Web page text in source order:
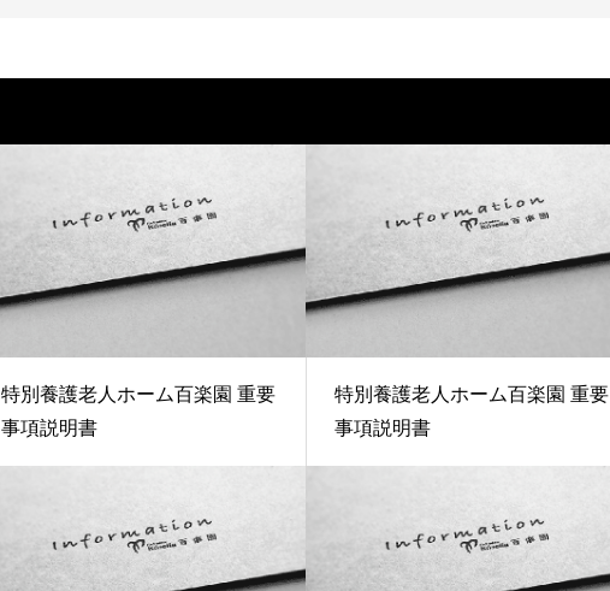
特別養護老人ホーム百楽園 重要
事項説明書
特別養護老人ホーム百楽園 重要
事項説明書